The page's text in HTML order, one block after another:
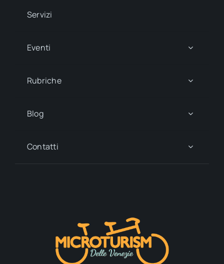
Servizi
Eventi
Rubriche
Blog
Contatti